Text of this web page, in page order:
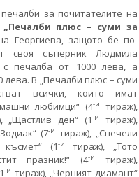
за почитателите на
„Печалби плюс – суми за
Георгиева, защото бе по-
своя съперник Людмила
печалба от 1000 лева, а
В „Печалби плюс – суми
всички, които имат
любимци“ (4-и
тираж),
„Щастлив ден“ (1-и
тираж),
(7-и тираж), „Спечели
(1-и
тираж), „Тото
празник!“ (4-и
тираж),
-и тираж), „Черният диамант“